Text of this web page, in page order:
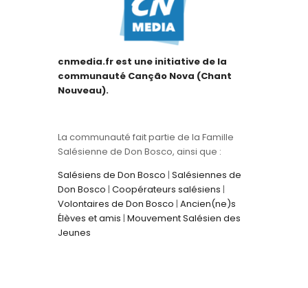
cnmedia.fr est une initiative de la
communauté Canção Nova (Chant
Nouveau).
La communauté fait partie de la Famille
Salésienne de Don Bosco, ainsi que :
Salésiens de Don Bosco | Salésiennes de
Don Bosco | Coopérateurs salésiens |
Volontaires de Don Bosco | Ancien(ne)s
Élèves et amis | Mouvement Salésien des
Jeunes